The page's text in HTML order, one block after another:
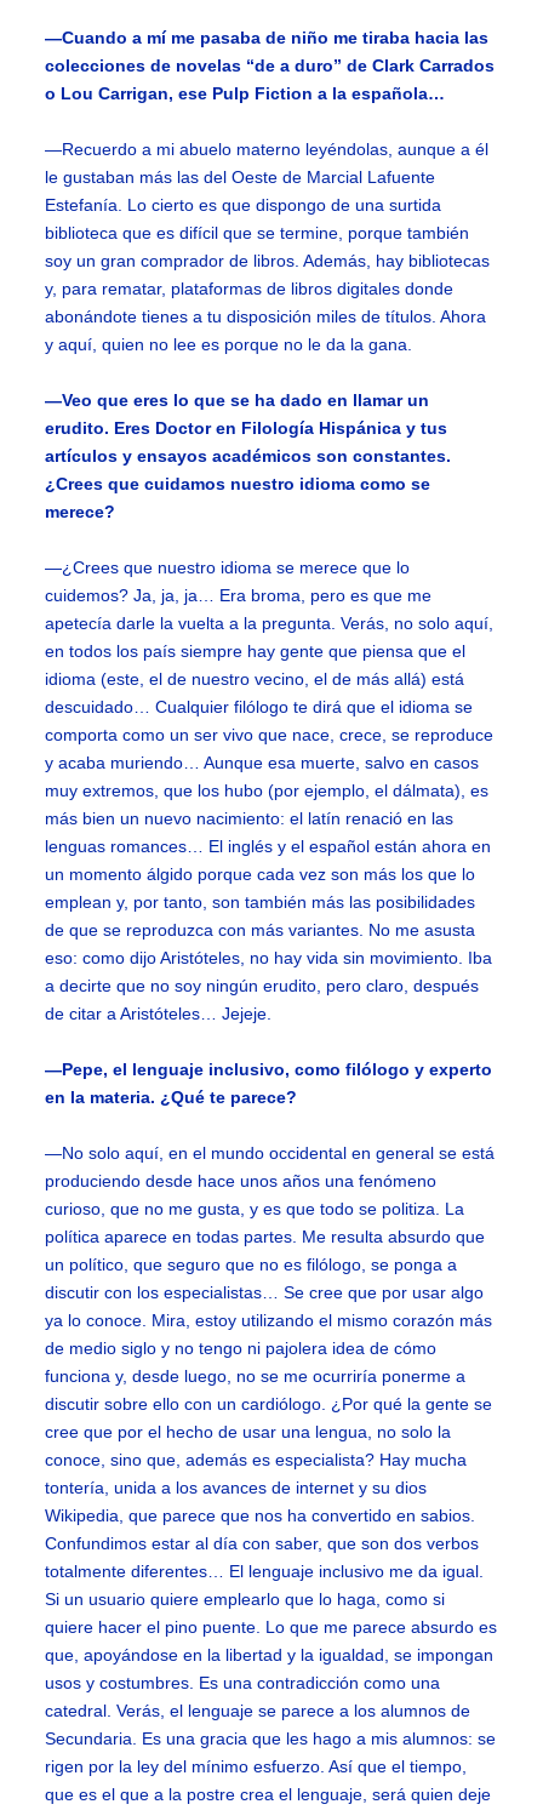
—Cuando a mí me pasaba de niño me tiraba hacia las
colecciones de novelas “de a duro” de Clark Carrados
o Lou Carrigan, ese Pulp Fiction a la española…
—Recuerdo a mi abuelo materno leyéndolas, aunque a él
le gustaban más las del Oeste de Marcial Lafuente
Estefanía. Lo cierto es que dispongo de una surtida
biblioteca que es difícil que se termine, porque también
soy un gran comprador de libros. Además, hay bibliotecas
y, para rematar, plataformas de libros digitales donde
abonándote tienes a tu disposición miles de títulos. Ahora
y aquí, quien no lee es porque no le da la gana.
—Veo que eres lo que se ha dado en llamar un
erudito. Eres Doctor en Filología Hispánica y tus
artículos y ensayos académicos son constantes.
¿Crees que cuidamos nuestro idioma como se
merece?
—¿Crees que nuestro idioma se merece que lo
cuidemos? Ja, ja, ja… Era broma, pero es que me
apetecía darle la vuelta a la pregunta. Verás, no solo aquí,
en todos los país siempre hay gente que piensa que el
idioma (este, el de nuestro vecino, el de más allá) está
descuidado… Cualquier filólogo te dirá que el idioma se
comporta como un ser vivo que nace, crece, se reproduce
y acaba muriendo… Aunque esa muerte, salvo en casos
muy extremos, que los hubo (por ejemplo, el dálmata), es
más bien un nuevo nacimiento: el latín renació en las
lenguas romances… El inglés y el español están ahora en
un momento álgido porque cada vez son más los que lo
emplean y, por tanto, son también más las posibilidades
de que se reproduzca con más variantes. No me asusta
eso: como dijo Aristóteles, no hay vida sin movimiento. Iba
a decirte que no soy ningún erudito, pero claro, después
de citar a Aristóteles… Jejeje.
—Pepe, el lenguaje inclusivo, como filólogo y experto
en la materia. ¿Qué te parece?
—No solo aquí, en el mundo occidental en general se está
produciendo desde hace unos años una fenómeno
curioso, que no me gusta, y es que todo se politiza. La
política aparece en todas partes. Me resulta absurdo que
un político, que seguro que no es filólogo, se ponga a
discutir con los especialistas… Se cree que por usar algo
ya lo conoce. Mira, estoy utilizando el mismo corazón más
de medio siglo y no tengo ni pajolera idea de cómo
funciona y, desde luego, no se me ocurriría ponerme a
discutir sobre ello con un cardiólogo. ¿Por qué la gente se
cree que por el hecho de usar una lengua, no solo la
conoce, sino que, además es especialista? Hay mucha
tontería, unida a los avances de internet y su dios
Wikipedia, que parece que nos ha convertido en sabios.
Confundimos estar al día con saber, que son dos verbos
totalmente diferentes… El lenguaje inclusivo me da igual.
Si un usuario quiere emplearlo que lo haga, como si
quiere hacer el pino puente. Lo que me parece absurdo es
que, apoyándose en la libertad y la igualdad, se impongan
usos y costumbres. Es una contradicción como una
catedral. Verás, el lenguaje se parece a los alumnos de
Secundaria. Es una gracia que les hago a mis alumnos: se
rigen por la ley del mínimo esfuerzo. Así que el tiempo,
que es el que a la postre crea el lenguaje, será quien deje